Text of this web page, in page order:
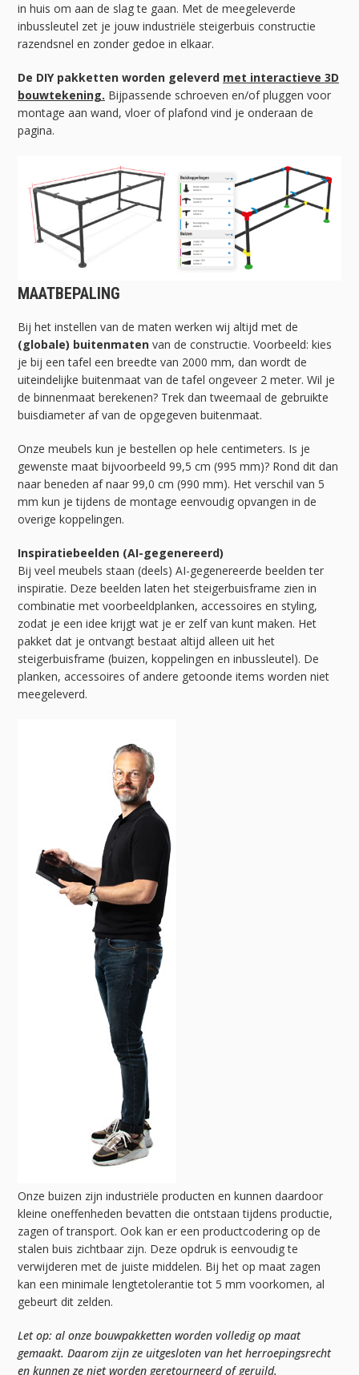
in huis om aan de slag te gaan. Met de meegeleverde
inbussleutel zet je jouw industriële steigerbuis constructie
razendsnel en zonder gedoe in elkaar.
De DIY pakketten worden geleverd met interactieve 3D
bouwtekening. Bijpassende schroeven en/of pluggen voor
montage aan wand, vloer of plafond vind je onderaan de
pagina.
MAATBEPALING
Bij het instellen van de maten werken wij altijd met de
(globale) buitenmaten van de constructie. Voorbeeld: kies
je bij een tafel een breedte van 2000 mm, dan wordt de
uiteindelijke buitenmaat van de tafel ongeveer 2 meter. Wil je
de binnenmaat berekenen? Trek dan tweemaal de gebruikte
buisdiameter af van de opgegeven buitenmaat.
Onze meubels kun je bestellen op hele centimeters. Is je
gewenste maat bijvoorbeeld 99,5 cm (995 mm)? Rond dit dan
naar beneden af naar 99,0 cm (990 mm). Het verschil van 5
mm kun je tijdens de montage eenvoudig opvangen in de
overige koppelingen.
Inspiratiebeelden (AI-gegenereerd)
Bij veel meubels staan (deels) AI-gegenereerde beelden ter
inspiratie. Deze beelden laten het steigerbuisframe zien in
combinatie met voorbeeldplanken, accessoires en styling,
zodat je een idee krijgt wat je er zelf van kunt maken. Het
pakket dat je ontvangt bestaat altijd alleen uit het
steigerbuisframe (buizen, koppelingen en inbussleutel). De
planken, accessoires of andere getoonde items worden niet
meegeleverd.
Onze buizen zijn industriële producten en kunnen daardoor
kleine oneffenheden bevatten die ontstaan tijdens productie,
zagen of transport. Ook kan er een productcodering op de
stalen buis zichtbaar zijn. Deze opdruk is eenvoudig te
verwijderen met de juiste middelen. Bij het op maat zagen
kan een minimale lengtetolerantie tot 5 mm voorkomen, al
gebeurt dit zelden.
Let op: al onze bouwpakketten worden volledig op maat
gemaakt. Daarom zijn ze uitgesloten van het herroepingsrecht
en kunnen ze niet worden geretourneerd of geruild.